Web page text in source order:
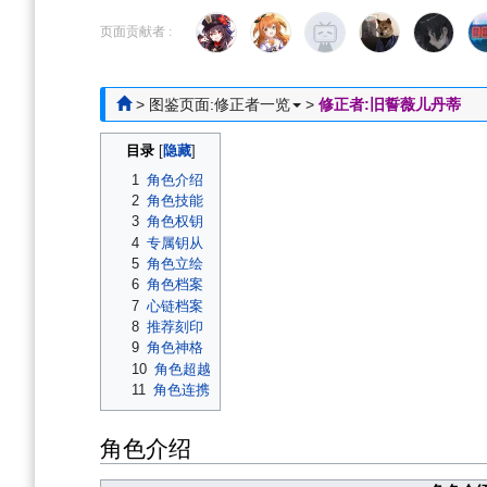
到
到
页面贡献者 :
> 图鉴页面:修正者一览 > 修正者:旧誓薇儿丹蒂
目录
1
角色介绍
2 角色技能
3 角色权钥
4 专属钥从
5 角色立绘
6 角色档案
7 心链档案
8 推荐刻印
9 角色神格
10 角色超越
11
角色连携
角色介绍